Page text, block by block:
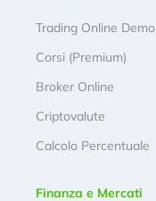
Trading Online Demo
Corsi (Premium)
Broker Online
Criptovalute
Calcolo Percentuale
Finanza e Mercati